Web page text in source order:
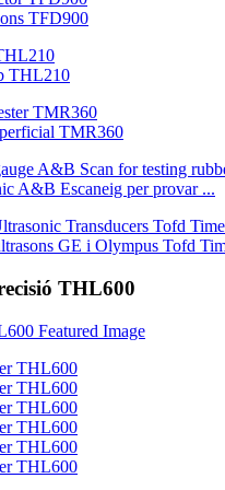
TFD900
THL210
TMR360
A&B Escaneig per provar ...
GE i Olympus Tofd
THL600